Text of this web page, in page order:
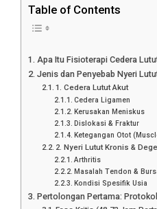
Table of Contents
Apa Itu Fisioterapi Cedera
Jenis dan Penyebab Nyeri
1. Cedera Lutut Akut
Cedera Ligamen
Kerusakan Meniskus
Dislokasi & Fraktur
Ketegangan Otot
2. Nyeri Lutut Kronis &
Arthritis
Masalah Tendon &
Kondisi Spesifik Usia
Pertolongan Pertama: Protokol